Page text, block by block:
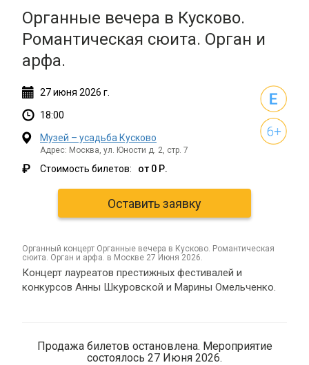
Органные вечера в Кусково.
Романтическая сюита. Орган и
арфа.
27июня 2026 г.
18:00
Музей – усадьба Кусково
Адрес: Москва, ул. Юности д. 2, стр. 7
₽ Стоимость билетов: от 0 Р.
Оставить заявку
органный концерт Органные вечера в Кусково. Романтическая
сюита. Орган и арфа. в Москве 27 Июня 2026.
Концерт лауреатов престижных фестивалей и
конкурсов Анны Шкуровской и Марины Омельченко.
Продажа билетов остановлена. Мероприятие
состоялось 27 Июня 2026.